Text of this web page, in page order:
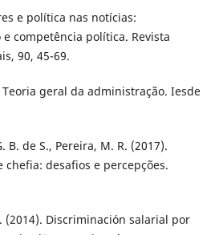
e política nas notícias:
competência política. Revista
90, 45-69.
Teoria geral da administração. Iesde
B. de S., Pereira, M. R. (2017).
desafios e percepções.
(2014). Discriminación salarial por